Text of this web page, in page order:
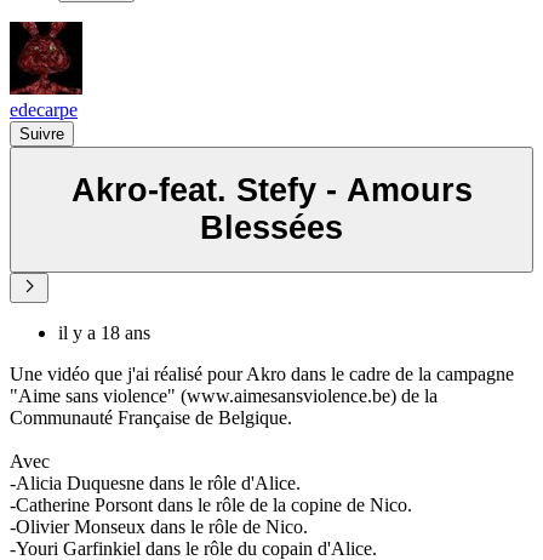
edecarpe
Suivre
Akro-feat. Stefy - Amours
Blessées
il y a 18 ans
Une vidéo que j'ai réalisé pour Akro dans le cadre de la campagne
"Aime sans violence" (www.aimesansviolence.be) de la
Communauté Française de Belgique.
Avec
-Alicia Duquesne dans le rôle d'Alice.
-Catherine Porsont dans le rôle de la copine de Nico.
-Olivier Monseux dans le rôle de Nico.
-Youri Garfinkiel dans le rôle du copain d'Alice.